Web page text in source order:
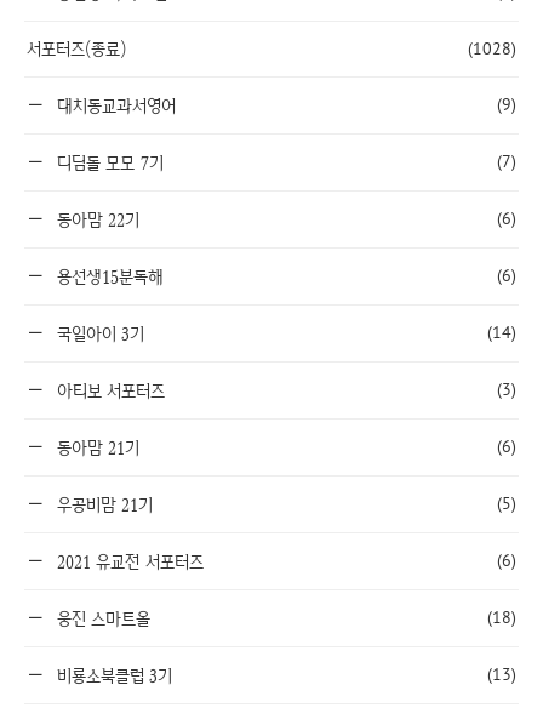
서포터즈(종료) (1028)
대치동교과서영어 (9)
디딤돌 모모 7기 (7)
동아맘 22기 (6)
용선생15분독해 (6)
국일아이 3기 (14)
아티보 서포터즈 (3)
동아맘 21기 (6)
우공비맘 21기 (5)
2021 유교전 서포터즈 (6)
웅진 스마트올 (18)
비룡소북클럽 3기 (13)